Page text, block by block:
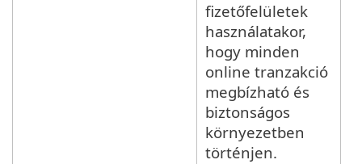
fizetőfelületek
használatakor,
hogy minden
online tranzakció
megbízható és
biztonságos
környezetben
történjen.